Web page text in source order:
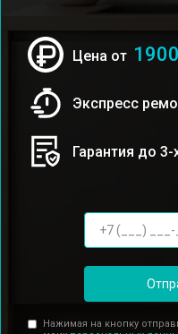
Цена от 1900
Экспресс
Гарантия до 3-
Нажимая на кнопку